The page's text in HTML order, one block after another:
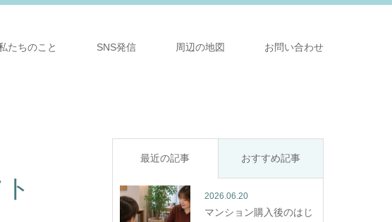
たちのこと SNS発信 周辺の地図 お問い合わせ
最近の記事 おすすめ記事
2026.06.20
マンション購入後のはじ